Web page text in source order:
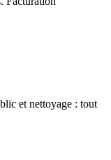
et nettoyage : tout